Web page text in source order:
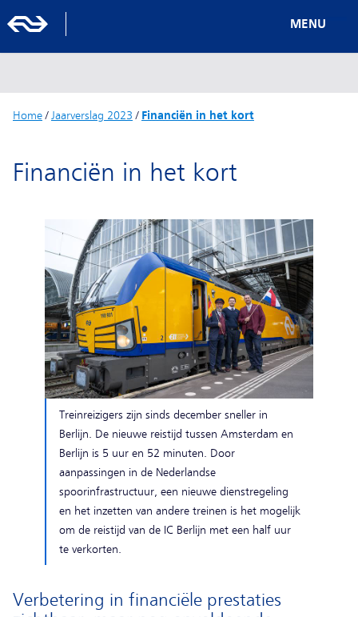
MENU
Home/ Jaarverslag 2023 / Financiën in het kort
Financiën in het kort
Treinreizigers zijn sinds december sneller in
Berlijn. De nieuwe reistijd tussen Amsterdam en
Berlijn is 5 uur en 52 minuten. Door
aanpassingen in de Nederlandse
spoorinfrastructuur, een nieuwe dienstregeling
en het inzetten van andere treinen is het mogelijk
om de reistijd van de IC Berlijn met een half uur
te verkorten.
Verbetering in financiële prestaties